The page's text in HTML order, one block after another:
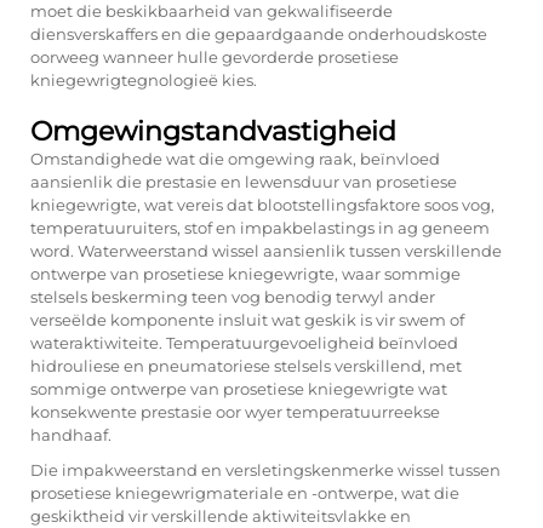
moet die beskikbaarheid van gekwalifiseerde
diensverskaffers en die gepaardgaande onderhoudskoste
oorweeg wanneer hulle gevorderde prosetiese
kniegewrigtegnologieë kies.
Omgewingstandvastigheid
Omstandighede wat die omgewing raak, beïnvloed
aansienlik die prestasie en lewensduur van prosetiese
kniegewrigte, wat vereis dat blootstellingsfaktore soos vog,
temperatuuruiters, stof en impakbelastings in ag geneem
word. Waterweerstand wissel aansienlik tussen verskillende
ontwerpe van prosetiese kniegewrigte, waar sommige
stelsels beskerming teen vog benodig terwyl ander
verseëlde komponente insluit wat geskik is vir swem of
wateraktiwiteite. Temperatuurgevoeligheid beïnvloed
hidrouliese en pneumatoriese stelsels verskillend, met
sommige ontwerpe van prosetiese kniegewrigte wat
konsekwente prestasie oor wyer temperatuurreekse
handhaaf.
Die impakweerstand en versletingskenmerke wissel tussen
prosetiese kniegewrigmateriale en -ontwerpe, wat die
geskiktheid vir verskillende aktiwiteitsvlakke en